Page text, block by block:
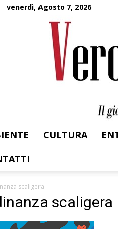
venerdì, Agosto 7, 2026
CULTURA
scaligera
scaligera